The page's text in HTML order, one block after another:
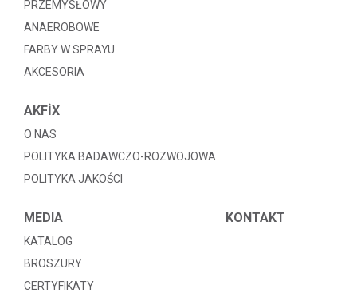
PRZEMYSŁOWY
ANAEROBOWE
FARBY W SPRAYU
AKCESORIA
AKFİX
O NAS
POLITYKA BADAWCZO-ROZWOJOWA
POLITYKA JAKOŚCI
MEDIA
KATALOG
BROSZURY
CERTYFIKATY
KONTAKT